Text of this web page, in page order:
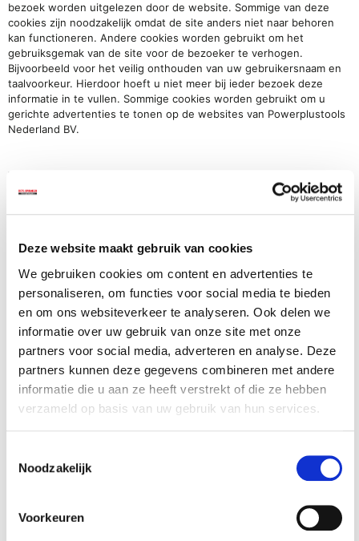
Deze website maakt gebruik van cookies
We gebruiken cookies om content en advertenties te
personaliseren, om functies voor social media te bieden
en om ons websiteverkeer te analyseren. Ook delen we
informatie over uw gebruik van onze site met onze
partners voor social media, adverteren en analyse. Deze
partners kunnen deze gegevens combineren met andere
informatie die u aan ze heeft verstrekt of die ze hebben
verzameld op basis van uw gebruik van hun services.
Noodzakelijk
Voorkeuren
bezoek worden uitgelezen door de website. Sommige van deze
cookies zijn noodzakelijk omdat de site anders niet naar behoren
kan functioneren. Andere cookies worden gebruikt om het
gebruiksgemak van de site voor de bezoeker te verhogen.
Bijvoorbeeld voor het veilig onthouden van uw gebruikersnaam en
taalvoorkeur. Hierdoor hoeft u niet meer bij ieder bezoek deze
informatie in te vullen. Sommige cookies worden gebruikt om u
gerichte advertenties te tonen op de websites van Powerplustools
Nederland BV.
Welk soorten cookies gebruikt
waarvoor?
toegelicht.
Functionele cookies
Deze categorie cookies is nodig om ervoor te zorgen dat de
website naar behoren werkt. Deze cookies zorgen er bijvoorbeeld
voor dat informatie van één pagina wordt meegenomen naar de
volgende. Zo hoeft u niet iedere keer dezelfde informatie in te
vullen. Ook zorgen deze cookies ervoor dat bepaalde
voorkeursinstellingen die u heeft aangegeven voor het gebruik van
Deze cookies zijn nodig om onze websites permanent zo goed